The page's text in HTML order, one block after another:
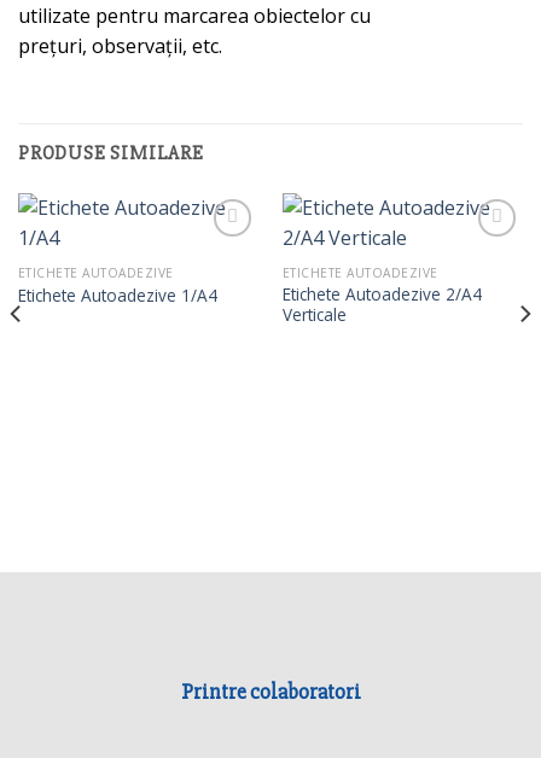
utilizate pentru marcarea obiectelor cu
prețuri, observații, etc.
PRODUSE SIMILARE
ETICHETE AUTOADEZIVE
Etichete Autoadezive 1/A4
ETICHETE AUTOADEZIVE
Etichete Autoadezive 2/A4
Verticale
Printre colaboratori